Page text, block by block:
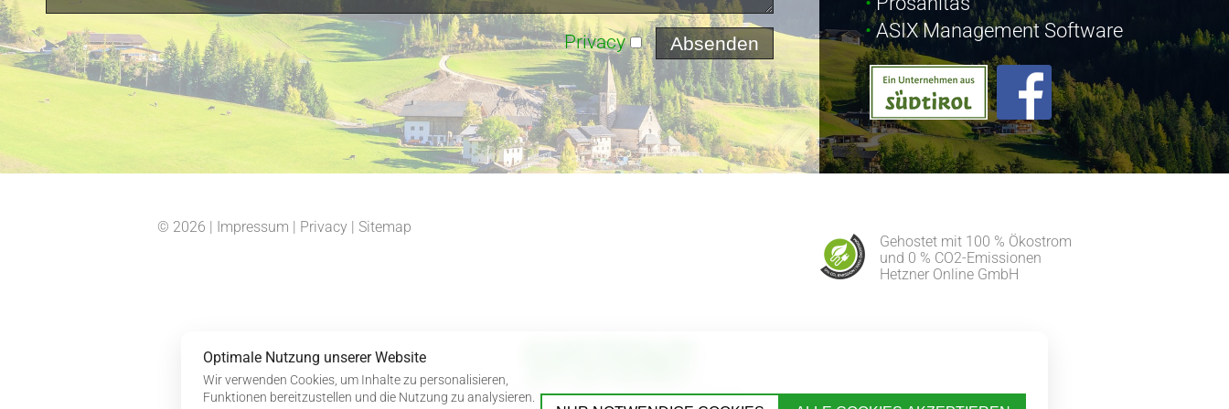
Privacy
ASIX Management Software
© 2026 | Impressum | Privacy | Sitemap
Gehostet mit 100 % Ökostrom
und 0 % CO2-Emissionen
Hetzner Online GmbH
J.-Weingartner Str 47/b | I-39022 Algund (BZ)
Optimale Nutzung unserer Website
Wir verwenden Cookies, um Inhalte zu personalisieren,
Funktionen bereitzustellen und die Nutzung zu analysieren.